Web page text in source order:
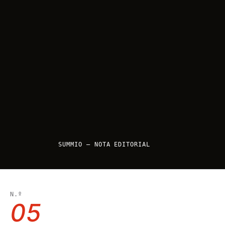
SUMMIO — NOTA EDITORIAL
N.º
05